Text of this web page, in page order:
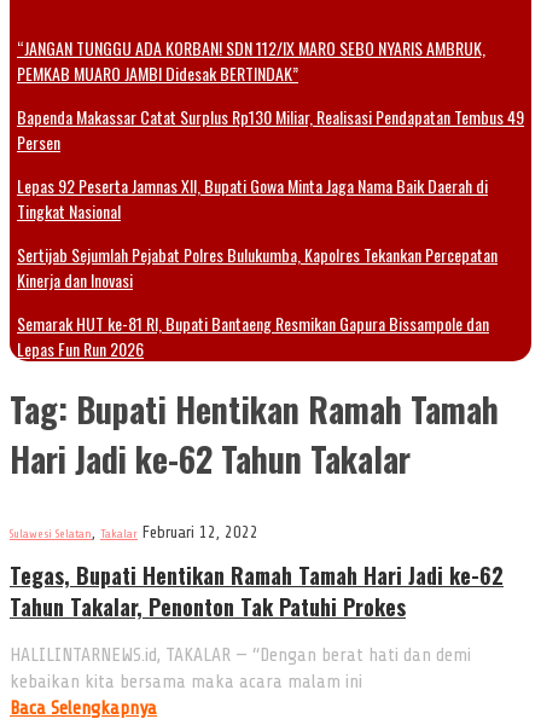
“JANGAN TUNGGU ADA KORBAN! SDN 112/IX MARO SEBO NYARIS AMBRUK,
PEMKAB MUARO JAMBI Didesak BERTINDAK”
Bapenda Makassar Catat Surplus Rp130 Miliar, Realisasi Pendapatan Tembus 49
Persen
Lepas 92 Peserta Jamnas XII, Bupati Gowa Minta Jaga Nama Baik Daerah di
Tingkat Nasional
Sertijab Sejumlah Pejabat Polres Bulukumba, Kapolres Tekankan Percepatan
Kinerja dan Inovasi
Semarak HUT ke-81 RI, Bupati Bantaeng Resmikan Gapura Bissampole dan
Lepas Fun Run 2026
Tag: Bupati Hentikan Ramah Tamah
Hari Jadi ke-62 Tahun Takalar
Sulawesi Selatan, Takalar Februari 12, 2022
Tegas, Bupati Hentikan Ramah Tamah Hari Jadi ke-62
Tahun Takalar, Penonton Tak Patuhi Prokes
HALILINTARNEWS.id, TAKALAR — “Dengan berat hati dan demi
kebaikan kita bersama maka acara malam ini
Baca Selengkapnya